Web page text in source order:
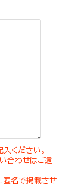
ください。
合わせはご遠
匿名で掲載させ